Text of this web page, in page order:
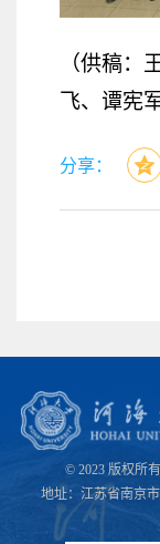
（供稿：
飞、谭宪军
分享：
© 2023 版权所
地址：江苏省南京